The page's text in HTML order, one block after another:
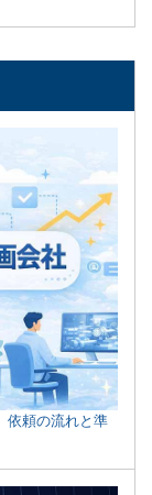
依頼の流れと準